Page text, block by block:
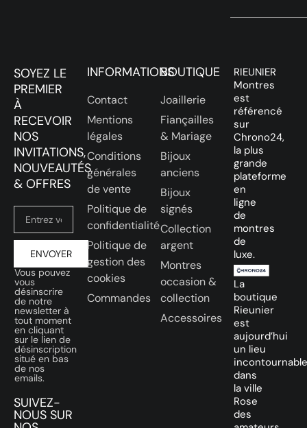
SOYEZ LE
PREMIER
À
RECEVOIR
NOS
INVITATIONS,
NOUVEAUTÉS
& OFFRES
ENVOYER
Vous pouvez
vous
désinscrire
de notre
newsletter à
tout moment
en cliquant
sur le lien de
désinscription
situé en bas
de nos
emails.
SUIVEZ-
NOUS SUR
INFORMATIONS
Contact
Mentions
légales
Conditions
générales
de vente
Politique de
confidentialité
Politique de
gestion des
cookies
Commandes
BOUTIQUE
Joaillerie
Fiançailles
& Mariage
Bijoux
anciens
Bijoux
signés
Collection
argent
Montres
occasion &
collection
Accessoires
RIEUNIER
Montres
est
référencé
sur
Chrono24,
la plus
grande
plateforme
en
ligne
de
montres
de
luxe.
La
boutique
Rieunier
est
aujourd’hui
un lieu
incontournable
dans
la ville
Rose
des